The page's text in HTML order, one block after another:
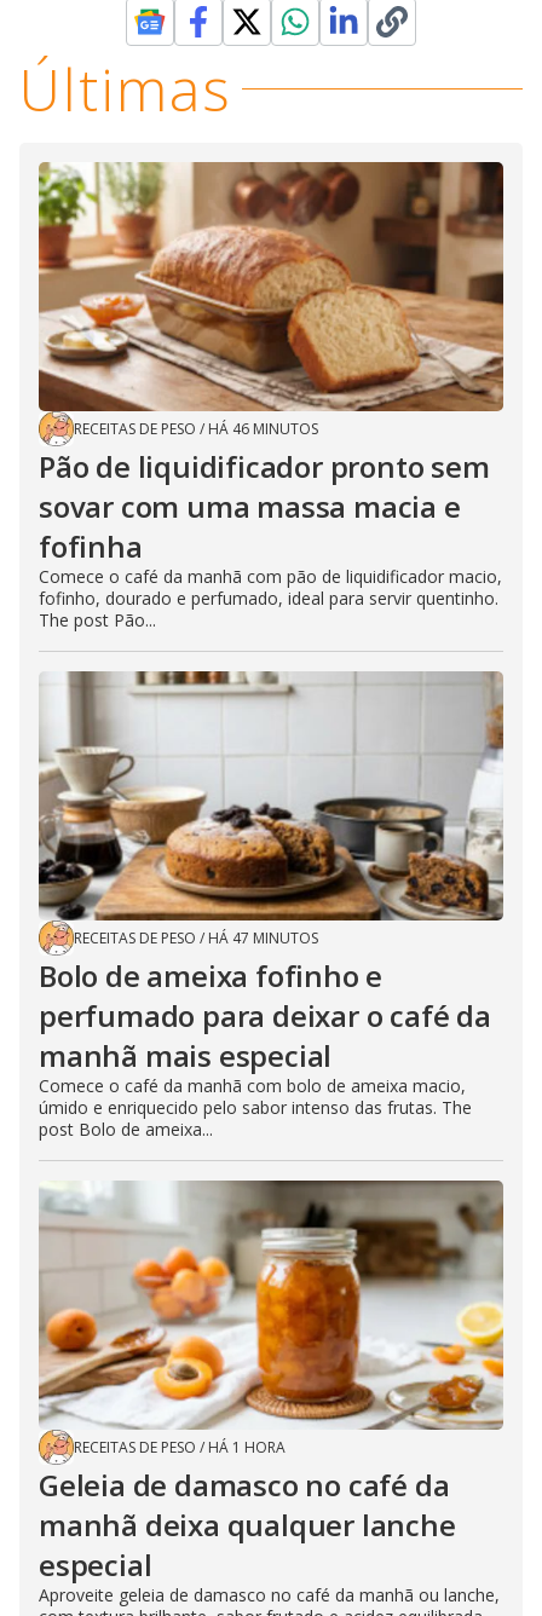
Últimas
RECEITAS DE PESO / HÁ 46 MINUTOS
Pão de liquidificador pronto sem
sovar com uma massa macia e
fofinha
Comece o café da manhã com pão de liquidificador macio,
fofinho, dourado e perfumado, ideal para servir quentinho.
The post Pão...
RECEITAS DE PESO / HÁ 47 MINUTOS
Bolo de ameixa fofinho e
perfumado para deixar o café da
manhã mais especial
Comece o café da manhã com bolo de ameixa macio,
úmido e enriquecido pelo sabor intenso das frutas. The
post Bolo de ameixa...
RECEITAS DE PESO / HÁ 1 HORA
Geleia de damasco no café da
manhã deixa qualquer lanche
especial
Aproveite geleia de damasco no café da manhã ou lanche,